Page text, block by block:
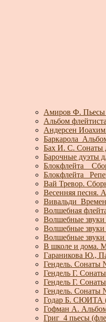
Амиров Ф. Пьесы
Альбом
Андерсен
Бах И. С. Сонаты
Барочные дуэты
Блокфлейта _
Блокфлейта_
Вай Тревор.
Весенняя песня.
Волшебная
Волшебные звуки
Волшебные звуки
Волшебные звуки
В школе и дома.
Гараникова Ю.,
Гендель. Сонаты
Гендель Г.
Гендель Г.
Гендель. Сонаты
Годар Б. СЮИТА
Гофман А.
Григ_4 пьесы